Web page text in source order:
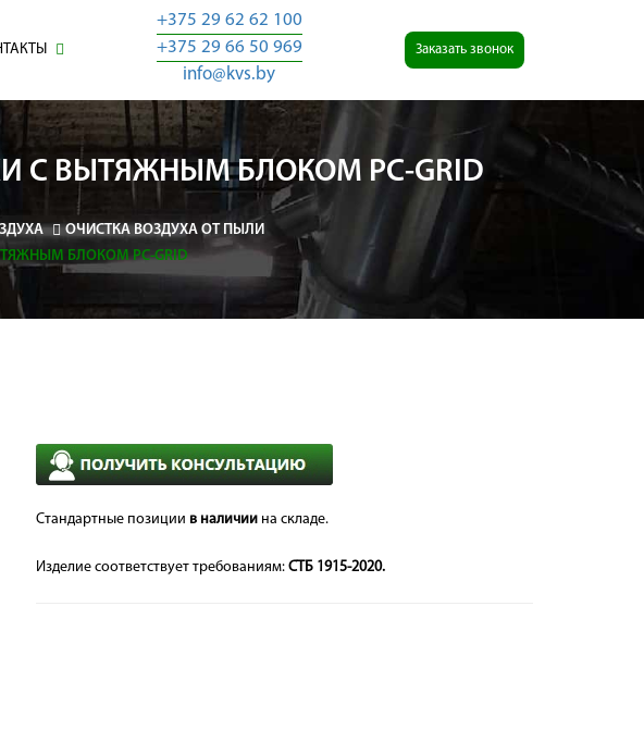
+375 29 62 62 100
+375 29 66 50 969
info@kvs.by
Заказать звонок
С ВЫТЯЖНЫМ БЛОКОМ PC-GRID
ОЧИСТКА ВОЗДУХА ОТ ПЫЛИ
БЛОКОМ PC-GRID
Стандартные позиции в наличиина складе.
Изделие соответствует требованиям: СТБ 1915-2020.